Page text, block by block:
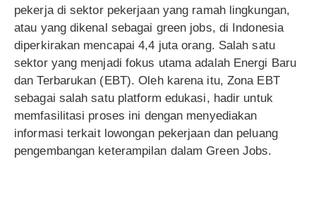
pekerja di sektor pekerjaan yang ramah lingkungan,
atau yang dikenal sebagai green jobs, di Indonesia
diperkirakan mencapai 4,4 juta orang. Salah satu
sektor yang menjadi fokus utama adalah Energi Baru
dan Terbarukan (EBT). Oleh karena itu, Zona EBT
sebagai salah satu platform edukasi, hadir untuk
memfasilitasi proses ini dengan menyediakan
informasi terkait lowongan pekerjaan dan peluang
pengembangan keterampilan dalam Green Jobs.